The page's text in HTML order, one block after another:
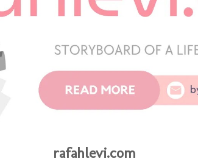
rafahlevi.com